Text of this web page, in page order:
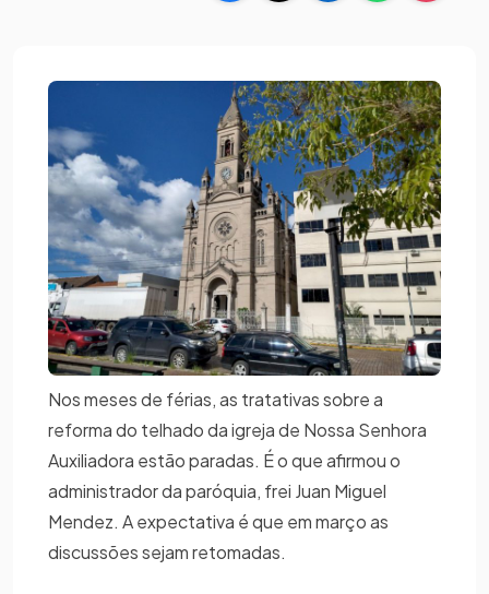
Nos meses de férias, as tratativas sobre a
reforma do telhado da igreja de Nossa Senhora
Auxiliadora estão paradas. É o que afirmou o
administrador da paróquia, frei Juan Miguel
Mendez. A expectativa é que em março as
discussões sejam retomadas.